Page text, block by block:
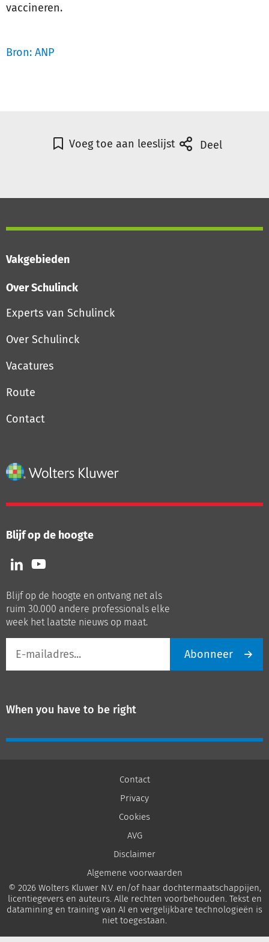
vaccineren.
Bron: ANP
Voeg toe aan leeslijst Deel
Vakgebieden
Over Schulinck
Experts van Schulinck
Over Schulinck
Vacatures
Route
Contact
Blijf op de hoogte
Volg
ons
LinkedIn
Volg
ons
Youtube
Blijf op de hoogte en ontvang net als
ruim 30.000 andere professionals elke
week het laatste nieuws op maat.
mailadres
Abonneer
When you have to be right
Contact
Privacy
Cookies
AVG
Disclaimer
Algemene voorwaarden
© 2026 Wolters Kluwer N.V. en/of haar dochtermaatschappijen,
licentiegevers en auteurs. Alle rechten voorbehouden. Tekst en
datamining en training van AI en vergelijkbare technologieën is
niet toegestaan.